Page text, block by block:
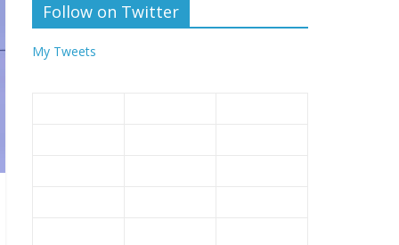
Follow on Twitter
My Tweets